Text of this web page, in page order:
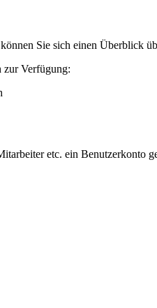
können Sie sich einen Überblick
zur Verfügung:
etc. ein Benutzerkonto